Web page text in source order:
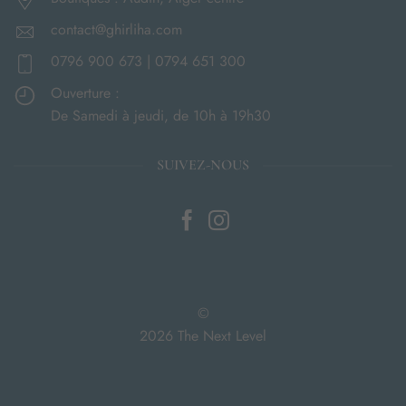
contact@ghirliha.com
0796 900 673 | 0794 651 300
Ouverture :
De Samedi à jeudi, de 10h à 19h30
SUIVEZ-NOUS
©
2026 The Next Level